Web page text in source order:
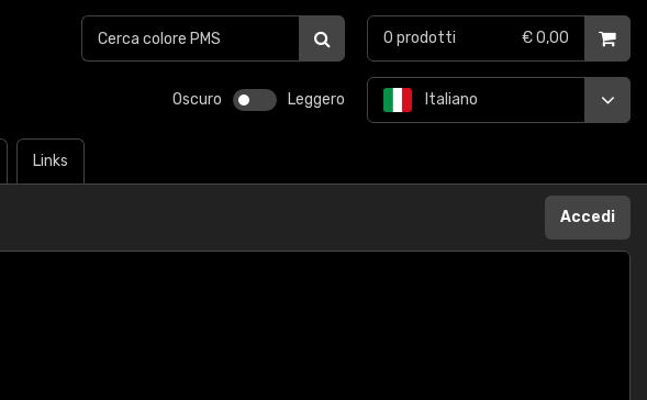
Oscuro Leggero
Links
Italiano
0 prodotti € 0,00
Accedi